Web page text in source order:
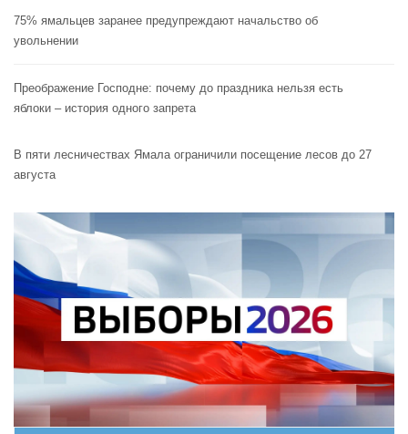
75% ямальцев заранее предупреждают начальство об
увольнении
Преображение Господне: почему до праздника нельзя есть
яблоки – история одного запрета
В пяти лесничествах Ямала ограничили посещение лесов до 27
августа